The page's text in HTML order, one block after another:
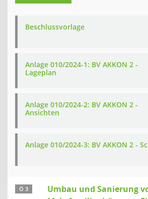
Beschlussvorlage
Anlage 010/2024-1: BV AKKON 2 -
Lageplan
Anlage 010/2024-2: BV AKKON 2 -
Ansichten
Anlage 010/2024-3: BV AKKON 2 -
Ö 3
Umbau und Sanierung